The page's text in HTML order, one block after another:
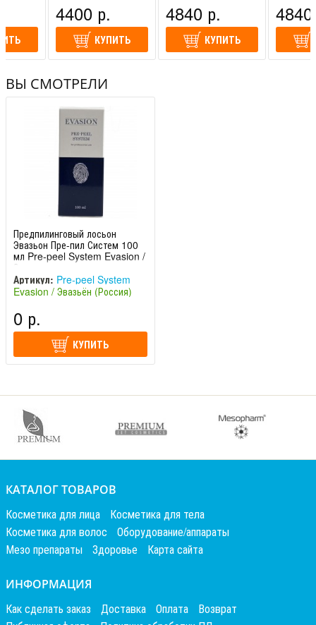
4400 р.
КУПИТЬ
4840 р.
КУПИТЬ
ВЫ СМОТРЕЛИ
Предпилинговый лосьон
Эвазьон Пре-пил Систем 100
мл Pre-peel System Evasion /
Эвазьон
Артикул: Pre-peel System
Evasion / Эвазьён (Россия)
0 р.
КУПИТЬ
КАТАЛОГ ТОВАРОВ
Косметика для лица
Косметика для тела
Косметика для волос
Оборудование/аппараты
Мезо препараты
Здоровье Карта сайта
ИНФОРМАЦИЯ
Как сделать заказ Доставка Оплата
Возврат